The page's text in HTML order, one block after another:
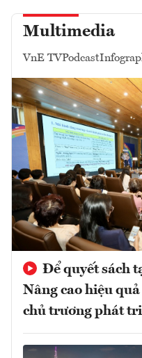
Multimedia
VnE TVPodcast
Để quyết sách
Nâng cao hiệu
chủ trương phát